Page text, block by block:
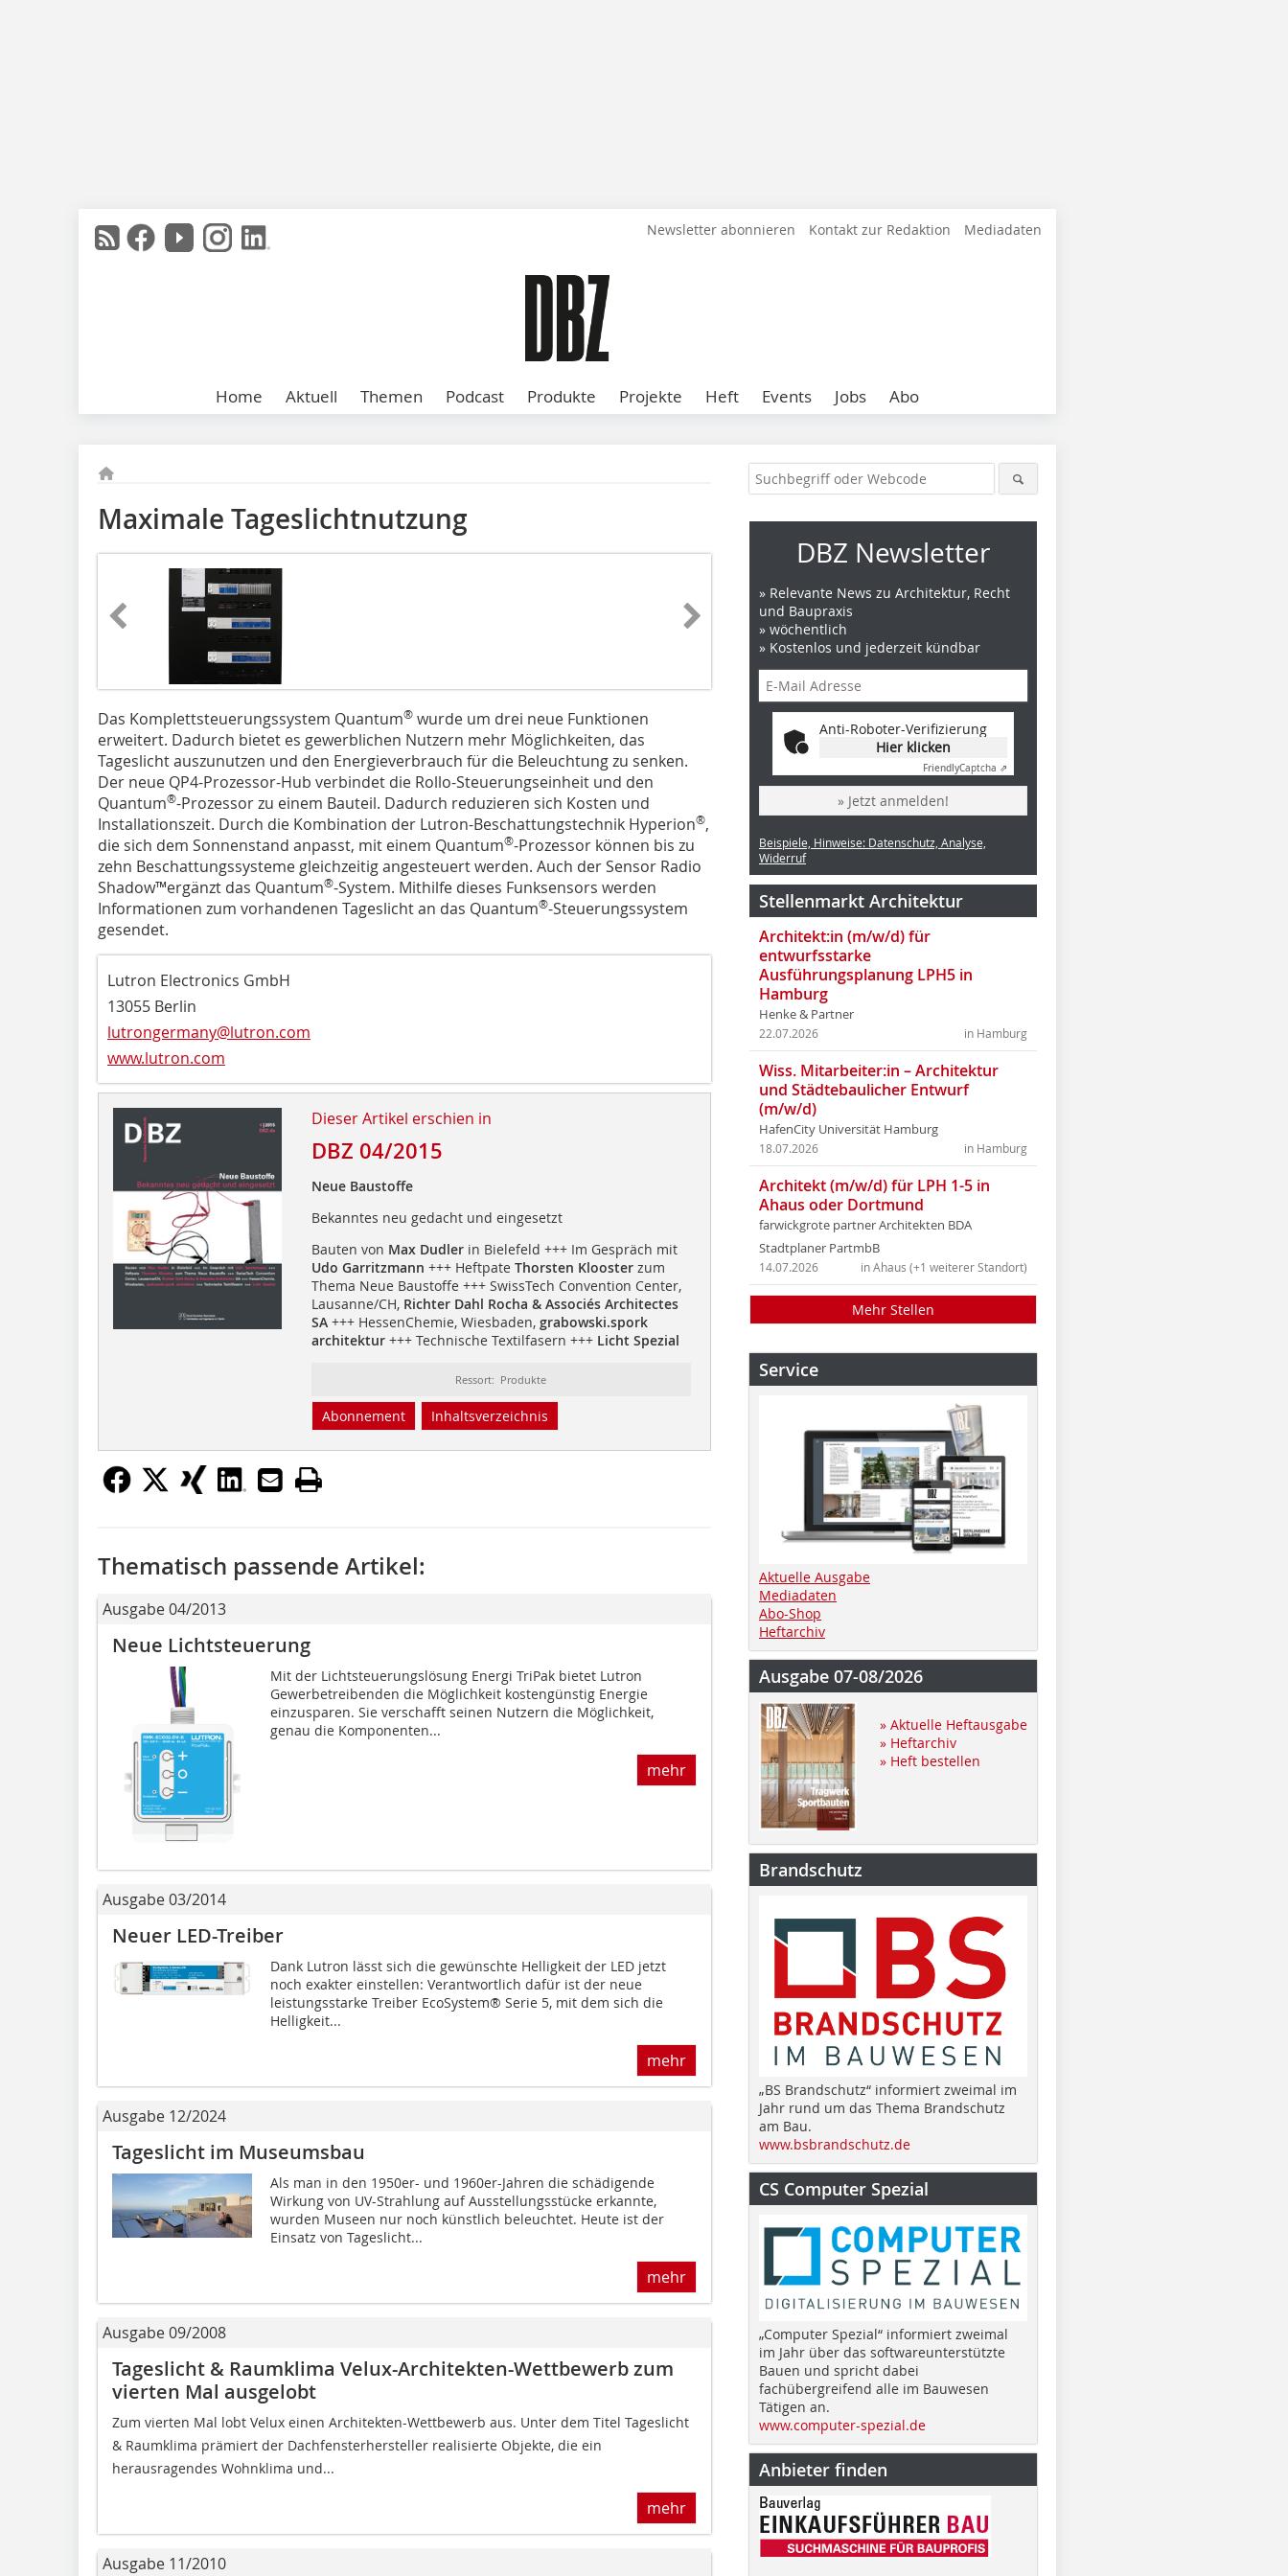
Newsletter abonnieren Kontakt zur Redaktion Mediadaten
Home Aktuell Themen Podcast Produkte Projekte Heft Events Jobs Abo
Maximale Tageslichtnutzung
Das Komplettsteuerungssystem Quantum® wurde um drei neue Funktionen
erweitert. Dadurch bietet es gewerblichen Nutzern mehr Möglichkeiten, das
Tageslicht auszunutzen und den Energieverbrauch für die Beleuchtung zu senken.
Der neue QP4-Prozessor-Hub verbindet die Rollo-Steuerungseinheit und den
Quantum®-Prozessor zu einem Bauteil. Dadurch reduzieren sich Kosten und
Installationszeit. Durch die Kombination der Lutron-Beschattungstechnik Hyperion®,
die sich dem Sonnenstand anpasst, mit einem Quantum®-Prozessor können bis zu
zehn Beschattungssysteme gleichzeitig angesteuert werden. Auch der Sensor Radio
Shadow™ergänzt das Quantum®-System. Mithilfe dieses Funksensors werden
Informationen zum vorhandenen Tageslicht an das Quantum®-Steuerungssystem
gesendet.
Lutron Electronics GmbH
13055 Berlin
lutrongermany@lutron.com
www.lutron.com
Dieser Artikel erschien in
DBZ 04/2015
Neue Baustoffe
Bekanntes neu gedacht und eingesetzt
Bauten von Max Dudlerin Bielefeld +++ Im Gespräch mit
Udo Garritzmann +++ Heftpate Thorsten Klooster zum
Thema Neue Baustoffe +++ SwissTech Convention Center,
Lausanne/CH, Richter Dahl Rocha & Associés Architectes
SA+++ HessenChemie, Wiesbaden, grabowski.spork
architektur+++ Technische Textilfasern +++ Licht Spezial
Ressort: Produkte
Abonnement Inhaltsverzeichnis
Thematisch passende Artikel:
Ausgabe 04/2013
Neue Lichtsteuerung
Mit der Lichtsteuerungslösung Energi TriPak bietet Lutron
Gewerbetreibenden die Möglichkeit kostengünstig Energie
einzusparen. Sie verschafft seinen Nutzern die Möglichkeit,
genau die Komponenten...
mehr
Ausgabe 03/2014
Neuer LED-Treiber
Dank Lutron lässt sich die gewünschte Helligkeit der LED jetzt
noch exakter einstellen: Verantwortlich dafür ist der neue
leistungsstarke Treiber EcoSystem® Serie 5, mit dem sich die
Helligkeit...
mehr
Ausgabe 12/2024
Tageslicht im Museumsbau
Als man in den 1950er- und 1960er-Jahren die schädigende
Wirkung von UV-Strahlung auf Ausstellungsstücke erkannte,
wurden Museen nur noch künstlich beleuchtet. Heute ist der
Einsatz von Tageslicht...
mehr
Ausgabe 09/2008
Tageslicht & Raumklima Velux-Architekten-Wettbewerb zum
vierten Mal ausgelobt
Zum vierten Mal lobt Velux einen Architekten-Wettbewerb aus. Unter dem Titel Tageslicht
& Raumklima prämiert der Dachfensterhersteller realisierte Objekte, die ein
herausragendes Wohnklima und...
mehr
Ausgabe 11/2010
DBZ Newsletter
» Relevante News zu Architektur, Recht
und Baupraxis
» wöchentlich
» Kostenlos und jederzeit kündbar
Anti-Roboter-Verifizierung
Hier klicken
FriendlyCaptcha ⇗
» Jetzt anmelden!
Beispiele, Hinweise: Datenschutz, Analyse,
Widerruf
Stellenmarkt Architektur
Architekt:in (m/w/d) für
entwurfsstarke
Ausführungsplanung LPH5 in
Hamburg
Henke & Partner
in Hamburg
22.07.2026
Wiss. Mitarbeiter:in – Architektur
und Städtebaulicher Entwurf
(m/w/d)
HafenCity Universität Hamburg
in Hamburg
18.07.2026
Architekt (m/w/d) für LPH 1-5 in
Ahaus oder Dortmund
farwickgrote partner Architekten BDA
Stadtplaner PartmbB
in Ahaus (+1 weiterer Standort)
14.07.2026
Mehr Stellen
Service
Aktuelle Ausgabe
Mediadaten
Abo-Shop
Heftarchiv
Ausgabe 07-08/2026
» Aktuelle Heftausgabe
» Heftarchiv
» Heft bestellen
Brandschutz
„BS Brandschutz“ informiert zweimal im
Jahr rund um das Thema Brandschutz
am Bau.
www.bsbrandschutz.de
CS Computer Spezial
„Computer Spezial“ informiert zweimal
im Jahr über das softwareunterstützte
Bauen und spricht dabei
fachübergreifend alle im Bauwesen
Tätigen an.
www.computer-spezial.de
Anbieter finden